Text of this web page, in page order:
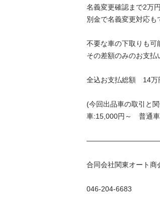
名義変更確認まで2万
別金で名義変更対応も
不要な車の下取りも可
その差額のみのお支払
全込お支払総額　14
(今回出品車の取引と
車:15,000円～　普通
合同会社関東オート商
046-204-6683